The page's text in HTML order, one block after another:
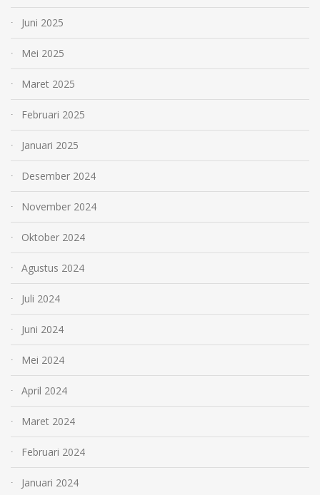
Juni 2025
Mei 2025
Maret 2025
Februari 2025
Januari 2025
Desember 2024
November 2024
Oktober 2024
Agustus 2024
Juli 2024
Juni 2024
Mei 2024
April 2024
Maret 2024
Februari 2024
Januari 2024